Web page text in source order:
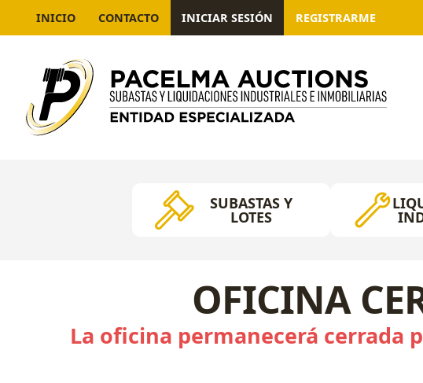
INICIO CONTACTO INICIAR SESIÓN REGISTRARME
SUBASTAS Y
LOTES
OFICINA
La oficina permanecerá cerrada